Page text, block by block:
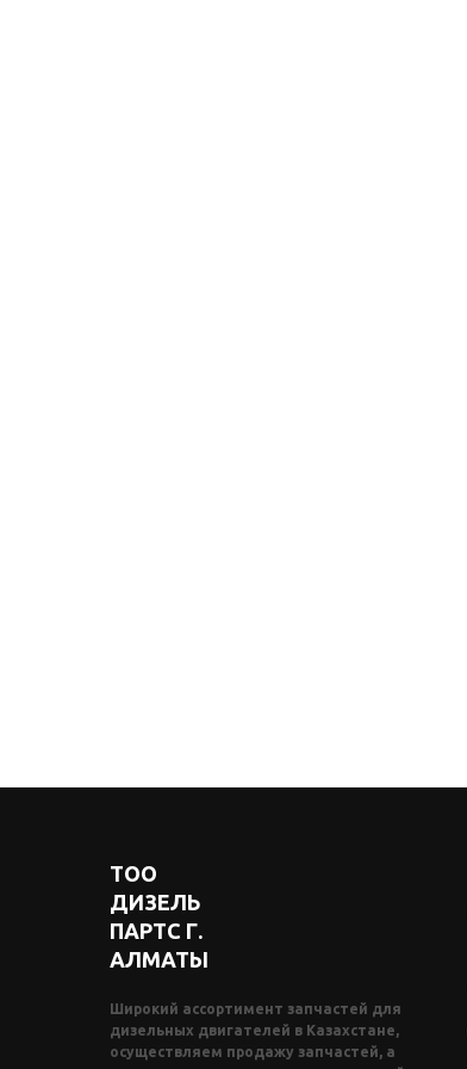
ТОО
ДИЗЕЛЬ
ПАРТС Г.
АЛМАТЫ
Широкий ассортимент запчастей для
дизельных двигателей в Казахстане,
осуществляем продажу запчастей, а